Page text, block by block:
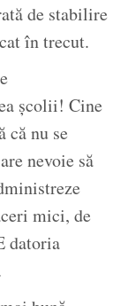
de stabilire
în trecut.
școlii! Cine
că nu se
nevoie să
mici, de
datoria